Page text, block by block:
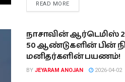
READ MORE
நாசாவின் ஆர்டெமிஸ் 2
50 ஆண்டுகளின் பின்
மனிதர்களின் பயணம்!
BY JEYARAM ANOJAN 2026-04-02